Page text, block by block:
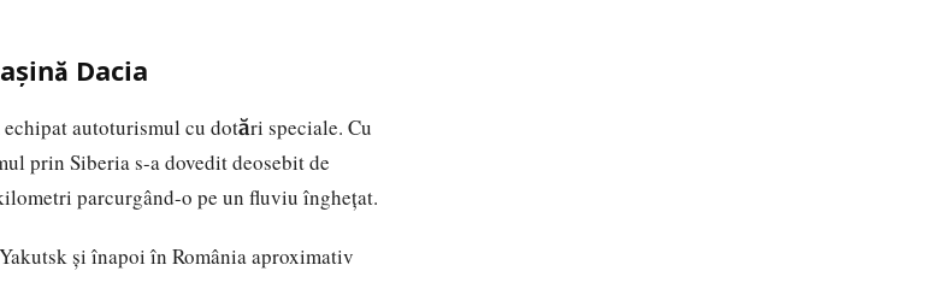
Dacia
autoturismul cu dotări speciale. Cu
prin Siberia s-a dovedit deosebit de
parcurgând-o pe un fluviu îngheţat.
şi înapoi în România aproximativ